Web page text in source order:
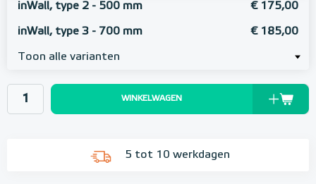
inWall, type 2 - 500 mm € 175,00
inWall, type 3 - 700 mm € 185,00
Toon alle varianten
WINKELWAGEN
5 tot 10 werkdagen